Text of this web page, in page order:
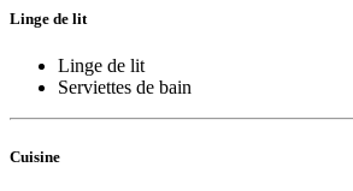
Linge de lit
Linge de lit
Serviettes de bain
Cuisine